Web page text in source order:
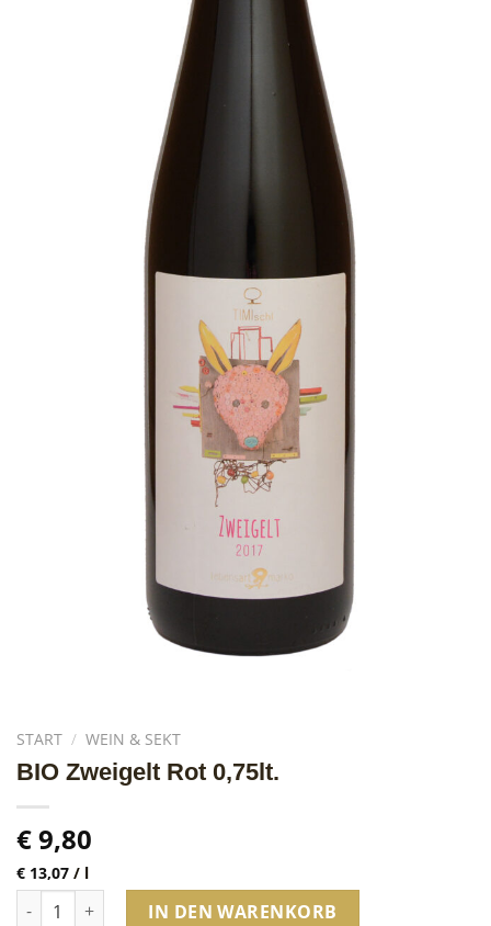
START / WEIN & SEKT
BIO Zweigelt Rot 0,75lt.
€9,80
€ 13,07/ l
BIO Zweigelt Rot 0,75lt. MengeIN DEN WARENKORB